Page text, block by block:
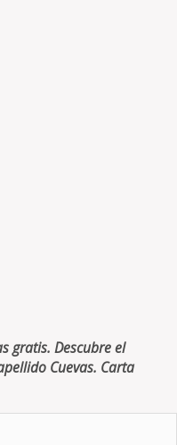
gratis. Descubre el
Cuevas. Carta